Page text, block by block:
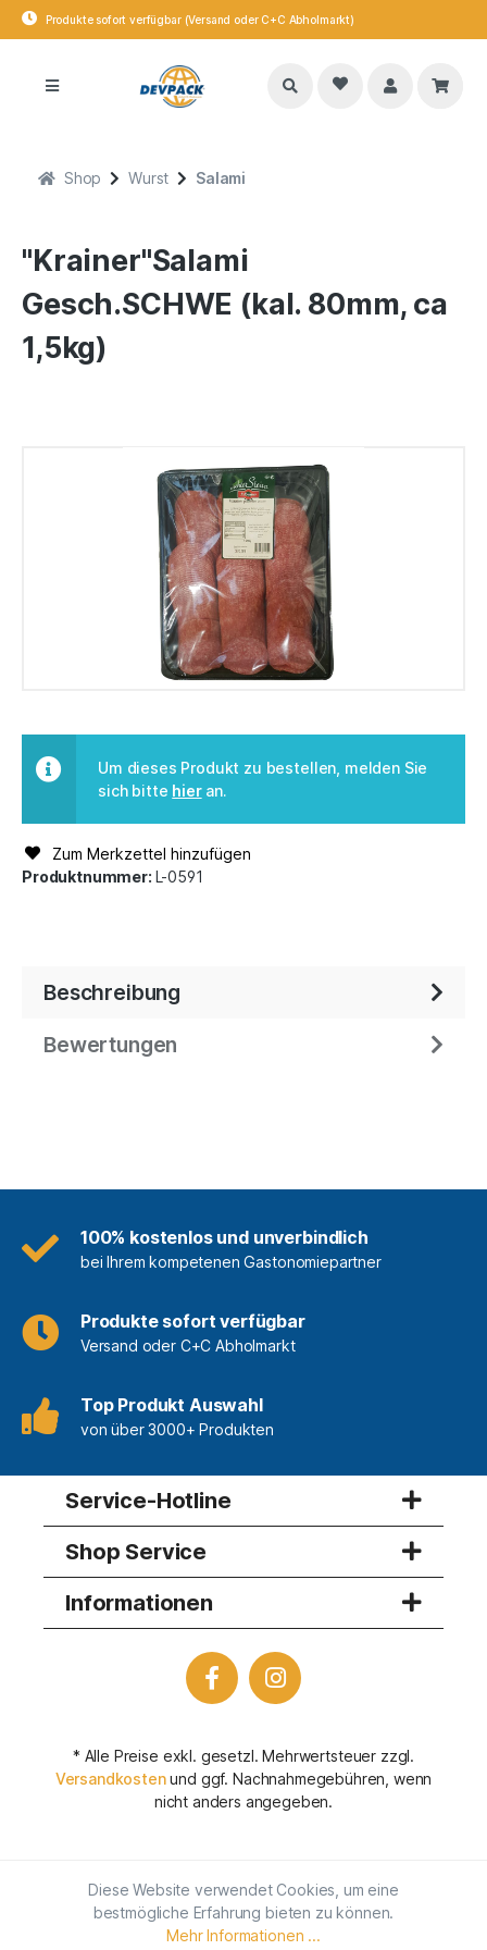
Produkte sofort verfügbar (Versand oder C+C Abholmarkt)
Shop Wurst Salami
"Krainer"Salami
Gesch.SCHWE (kal. 80mm, ca
1,5kg)
Um dieses Produkt zu bestellen, melden Sie
sich bitte hieran.
Zum Merkzettel hinzufügen
Produktnummer: L-0591
Beschreibung
Bewertungen
100% kostenlos und unverbindlich
bei Ihrem kompetenen Gastonomiepartner
Produkte sofort verfügbar
Versand oder C+C Abholmarkt
Top Produkt Auswahl
von über 3000+ Produkten
Service-Hotline
Shop Service
Informationen
* Alle Preise exkl. gesetzl. Mehrwertsteuer zzgl.
Versandkostenund ggf. Nachnahmegebühren, wenn
nicht anders angegeben.
Diese Website verwendet Cookies, um eine
bestmögliche Erfahrung bieten zu können.
Mehr Informationen ...